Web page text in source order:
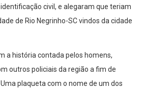
civil, e alegaram que teriam
de Rio Negrinho-SC vindos da cidade
a história contada pelos homens,
outros policiais da região a fim de
plaqueta com o nome de um dos